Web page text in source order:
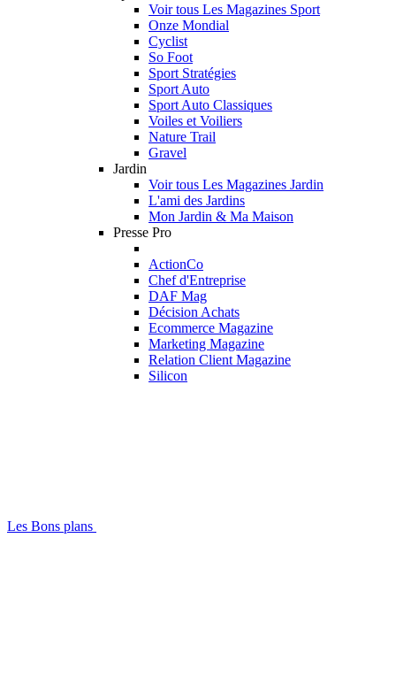
Voir tous Les Magazines Sport
Onze Mondial
Cyclist
So Foot
Sport Stratégies
Sport Auto
Sport Auto Classiques
Voiles et Voiliers
Nature Trail
Gravel
Jardin
Voir tous Les Magazines Jardin
L'ami des Jardins
Mon Jardin & Ma Maison
Presse Pro
ActionCo
Chef d'Entreprise
DAF Mag
Décision Achats
Ecommerce Magazine
Marketing Magazine
Relation Client Magazine
Silicon
Les Bons plans